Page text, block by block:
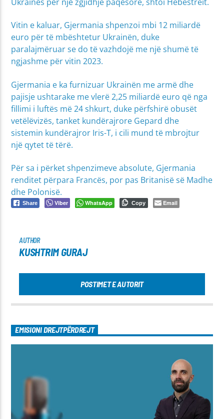
Vitin e kaluar, Gjermania shpenzoi mbi 12 miliardë
euro për të mbështetur Ukrainën, duke
paralajmëruar se do të vazhdojë me një shumë të
ngjashme për vitin 2023.
Gjermania e ka furnizuar Ukrainën me armë dhe
pajisje ushtarake me vlerë 2,25 miliardë euro që nga
fillimi i luftës më 24 shkurt, duke përfshirë obusët
vetëlëvizës, tanket kundërajrore Gepard dhe
sistemin kundërajror Iris-T, i cili mund të mbrojtur
një qytet të tërë.
Për sa i përket shpenzimeve absolute, Gjermania
renditet përpara Francës, por pas Britanisë së Madhe
dhe Polonisë.
Share Viber WhatsApp Copy Email
AUTHOR
KUSHTRIM GURAJ
POSTIMET E AUTORIT
EMISIONI DREJTPËRDREJT